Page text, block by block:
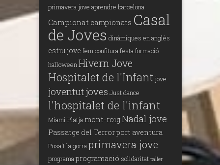
primavera jove aprendre barcelona
Campionat campionats Casal
de Joves dinàmiques en anglès
estiu jove fem confitura festa formació
halloween Hivern Jove
Hospitalet de l'Infant jove
joventutjoves Just dance
l'hospitalet de l'infant
Miami Platja mont-roigNadal jove
Passatge del Terrorport aventura
Posa't la gorra primavera jove
programa programació solidaritat taller